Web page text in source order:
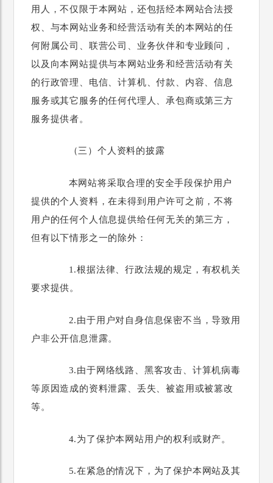
用人，不仅限于本网站，还包括经本网站合法授
权、与本网站业务和经营活动有关的本网站的任
何附属公司、联营公司、业务伙伴和专业顾问，
以及向本网站提供与本网站业务和经营活动有关
的行政管理、电信、计算机、付款、内容、信息
服务或其它服务的任何代理人、承包商或第三方
服务提供者。
（三）个人资料的披露
本网站将采取合理的安全手段保护用户
提供的个人资料，在未得到用户许可之前，不将
用户的任何个人信息提供给任何无关的第三方，
但有以下情形之一的除外：
1.根据法律、行政法规的规定，有权机关
要求提供。
2.由于用户对自身信息保密不当，导致用
户非公开信息泄露。
3.由于网络线路、黑客攻击、计算机病毒
等原因造成的资料泄露、丢失、被盗用或被篡改
等。
4.为了保护本网站用户的权利或财产。
5.在紧急的情况下，为了保护本网站及其